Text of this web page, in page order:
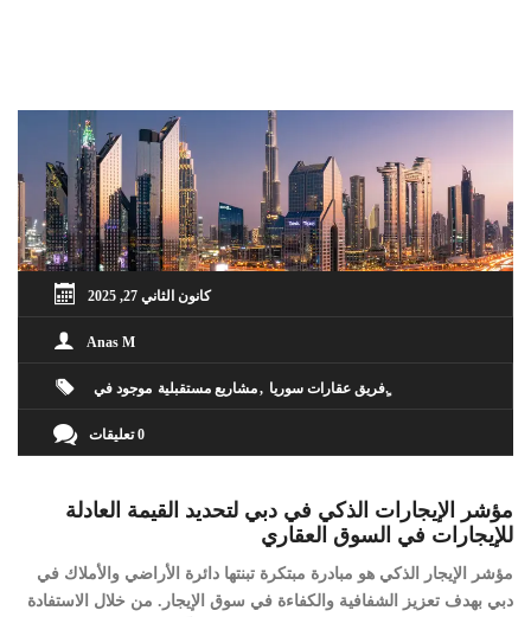
كانون الثاني 27, 2025
Anas M
موجود في مشاريع مستقبلية ٍفريق عقارات سوريا
0 تعليقات
مؤشر الإيجارات الذكي في دبي لتحديد القيمة العادلة
للإيجارات في السوق العقاري
مؤشر الإيجار الذكي هو مبادرة مبتكرة تبنتها دائرة الأراضي والأملاك في
دبي بهدف تعزيز الشفافية والكفاءة في سوق الإيجار. من خلال الاستفادة